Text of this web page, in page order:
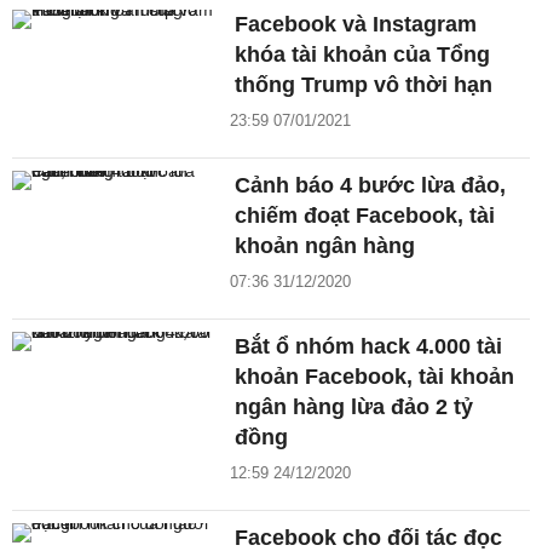
Facebook và Instagram
khóa tài khoản của Tổng
thống Trump vô thời hạn
23:59 07/01/2021
Cảnh báo 4 bước lừa đảo,
chiếm đoạt Facebook, tài
khoản ngân hàng
07:36 31/12/2020
Bắt ổ nhóm hack 4.000 tài
khoản Facebook, tài khoản
ngân hàng lừa đảo 2 tỷ
đồng
12:59 24/12/2020
Facebook cho đối tác đọc